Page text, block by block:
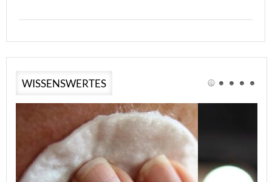
WISSENSWERTES